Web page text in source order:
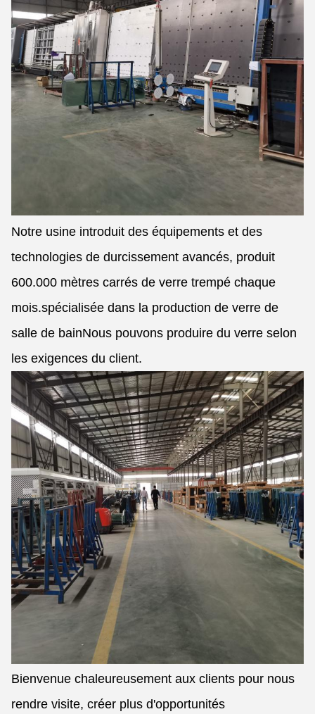
Notre usine introduit des équipements et des
technologies de durcissement avancés, produit
600.000 mètres carrés de verre trempé chaque
mois.spécialisée dans la production de verre de
salle de bainNous pouvons produire du verre selon
les exigences du client.
Bienvenue chaleureusement aux clients pour nous
rendre visite, créer plus d'opportunités